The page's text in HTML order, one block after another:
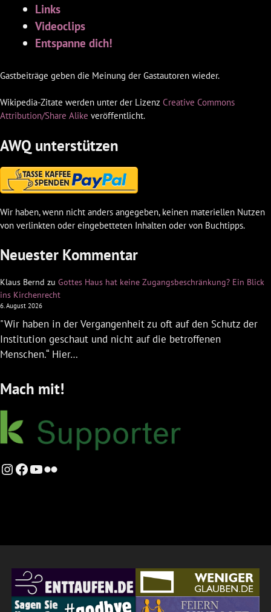
Links
Videoclips
Entspanne dich!
Gastbeiträge geben die Meinung der Gastautoren wieder.
Wikipedia-Zitate werden unter der Lizenz Creative Commons
Attribution/Share Alike veröffentlicht.
AWQ unterstützen
Wir haben, wenn nicht anders angegeben, keinen materiellen Nutzen
von verlinkten oder eingebetteten Inhalten oder von Buchtipps.
Neuester Kommentar
Klaus Bernd zu Gottes Haus hat keine Zugangsbeschränkung? Ein Blick
ins Kirchenrecht
6. August 2026
"Wir haben in der Vergangenheit zu oft auf den Schutz der
Institution geschaut und nicht auf die betroffenen
Menschen.“ Hier…
Mach mit!
Instagram
Facebook
YouTube
Flickr